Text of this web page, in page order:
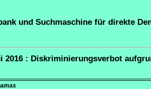
und Suchmaschine für direkte
2016 : Diskriminierungsverbot